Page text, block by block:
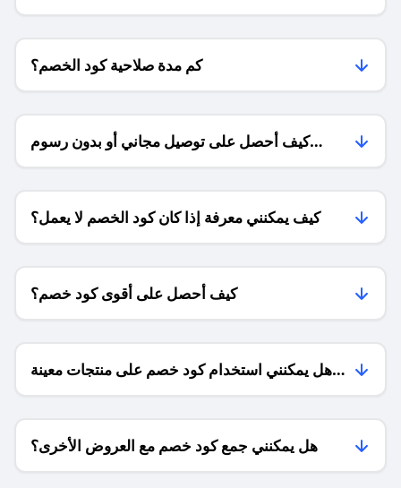
للمتاجر؟
كم مدة صلاحية كود الخصم؟
كيف أحصل على توصيل مجاني أو بدون رسوم
الشحن ؟
كيف يمكنني معرفة إذا كان كود الخصم لا يعمل؟
كيف أحصل على أقوى كود خصم؟
هل يمكنني استخدام كود خصم على منتجات معينة
فقط؟
هل يمكنني جمع كود خصم مع العروض الأخرى؟